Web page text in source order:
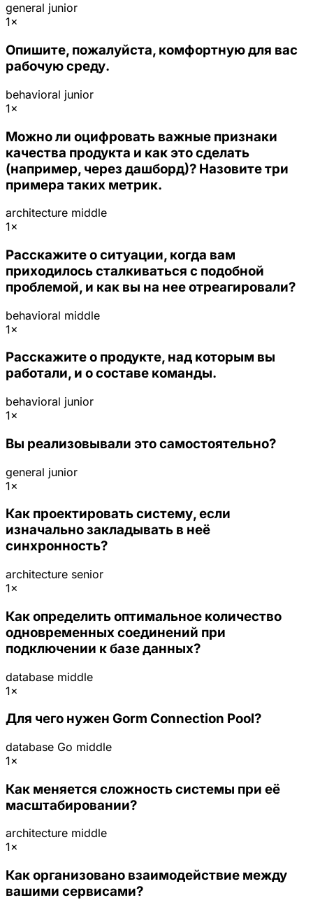
general junior
1×
Опишите, пожалуйста, комфортную для вас
рабочую среду.
behavioral junior
1×
Можно ли оцифровать важные признаки
качества продукта и как это сделать
(например, через дашборд)? Назовите три
примера таких метрик.
architecture middle
1×
Расскажите о ситуации, когда вам
приходилось сталкиваться с подобной
проблемой, и как вы на нее отреагировали?
behavioral middle
1×
Расскажите о продукте, над которым вы
работали, и о составе команды.
behavioral junior
1×
Вы реализовывали это самостоятельно?
general junior
1×
Как проектировать систему, если
изначально закладывать в неё
синхронность?
architecture senior
1×
Как определить оптимальное количество
одновременных соединений при
подключении к базе данных?
database middle
1×
Для чего нужен Gorm Connection Pool?
database Go middle
1×
Как меняется сложность системы при её
масштабировании?
architecture middle
1×
Как организовано взаимодействие между
вашими сервисами?